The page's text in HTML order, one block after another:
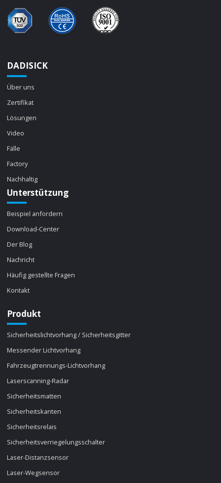
DADISICK
Über uns
Zertifikat
Lösungen
Video
Fälle
Factory
Nachhaltig
Unterstützung
Beispiel anfordern
Download-Center
Der Blog
Nachricht
Häufig gestellte Fragen
Kontakt
Produkt
Sicherheitslichtvorhang / Sicherheitsgitter
Messender Lichtvorhang
Fahrzeugtrennungs-Lichtvorhang
Laserscanning-Radar
Sicherheitsmatten
Sicherheitskanten
Sicherheitsrelais
Sicherheitsverriegelungsschalter
Laser-Distanzsensor
Laser-Wegsensor